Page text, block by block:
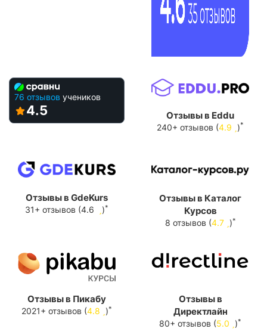
4.5
76 отзывов учеников
Отзывы в Eddu
240+ отзывов (4.9 )*
Отзывы в GdeKurs
31+ отзывов (4.6 )*
Отзывы в Каталог
Курсов
8 отзывов (4.7 )*
Отзывы в Пикабу
2021+ отзывов (4.8 )*
Отзывы в
Директлайн
80+ отзывов (5.0 )*